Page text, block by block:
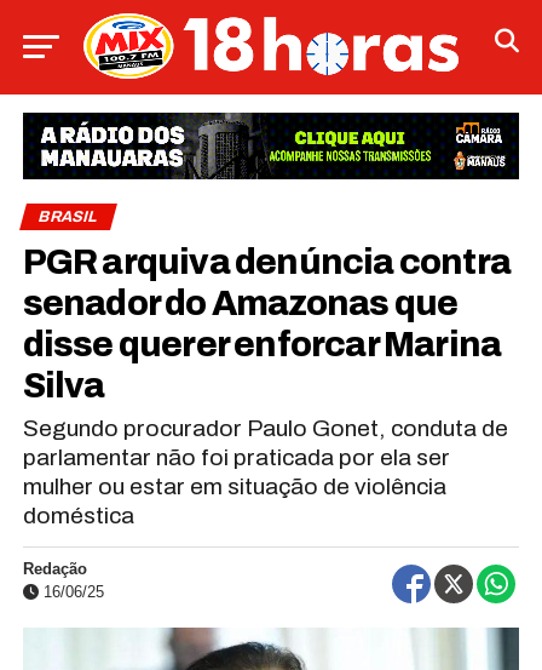
BRASIL
PGR arquiva denúncia contra
senador do Amazonas que
disse querer enforcar Marina
Silva
Segundo procurador Paulo Gonet, conduta de
parlamentar não foi praticada por ela ser
mulher ou estar em situação de violência
doméstica
Redação
16/06/25